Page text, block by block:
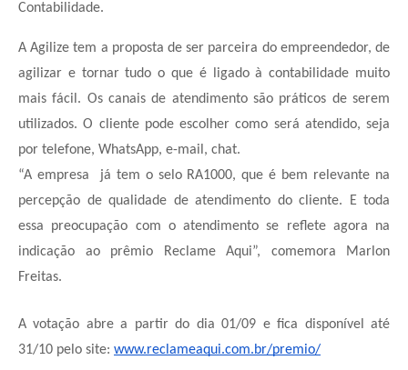
Contabilidade.
A Agilize tem a proposta de ser parceira do empreendedor, de
agilizar e tornar tudo o que é ligado à contabilidade muito
mais fácil. Os canais de atendimento são práticos de serem
utilizados. O cliente pode escolher como será atendido, seja
por telefone, WhatsApp, e-mail, chat.
“A empresa já tem o selo RA1000, que é bem relevante na
percepção de qualidade de atendimento do cliente. E toda
essa preocupação com o atendimento se reflete agora na
indicação ao prêmio Reclame Aqui”, comemora Marlon
Freitas.
A votação abre a partir do dia 01/09 e fica disponível até
31/10 pelo site: www.reclameaqui.com.br/premio/